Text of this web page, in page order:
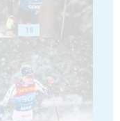
18